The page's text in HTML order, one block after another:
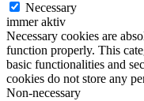
Necessary
immer aktiv
Necessary cookies are
function properly. This
basic functionalities and
cookies do not store any
Non-necessary